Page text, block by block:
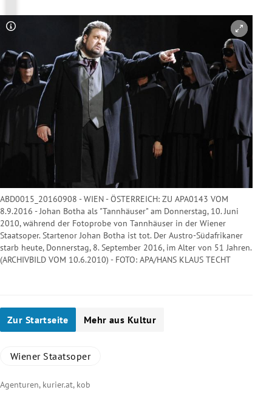
Copyright-Hinweis öffnen/schließen
ABD0015_20160908 - WIEN - ÖSTERREICH: ZU APA0143 VOM
8.9.2016 - Johan Botha als "Tannhäuser" am Donnerstag, 10. Juni
2010, während der Fotoprobe von Tannhäuser in der Wiener
Staatsoper. Startenor Johan Botha ist tot. Der Austro-Südafrikaner
starb heute, Donnerstag, 8. September 2016, im Alter von 51 Jahren.
(ARCHIVBILD VOM 10.6.2010) - FOTO: APA/HANS KLAUS TECHT
Zur Startseite Mehr aus Kultur
Wiener Staatsoper
Agenturen, kurier.at, kob